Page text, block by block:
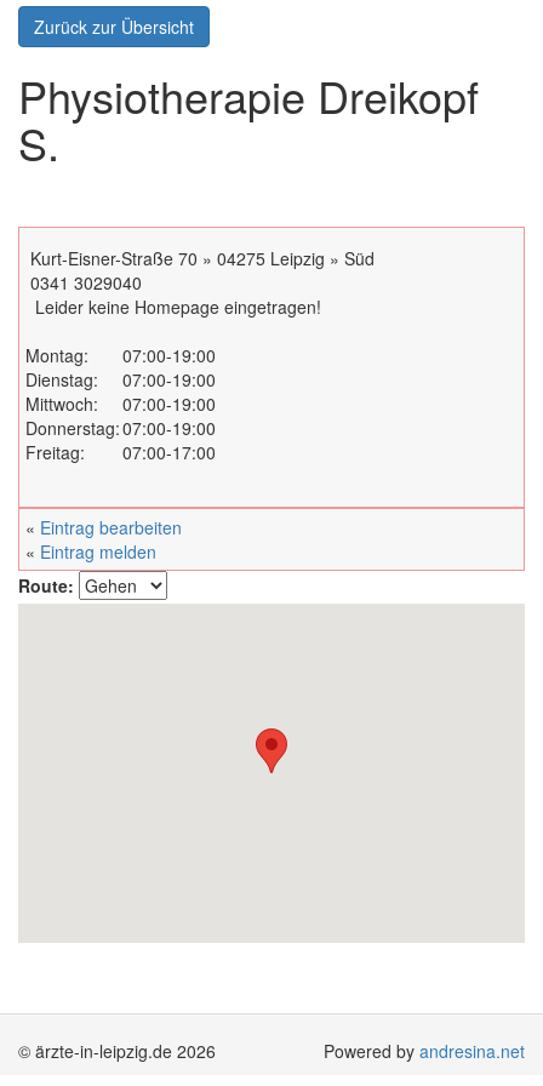
Zurück zur Übersicht
Physiotherapie Dreikopf
S.
Kurt-Eisner-Straße 70 » 04275 Leipzig » Süd
0341 3029040
Leider keine Homepage eingetragen!
Montag:
07:00-19:00
Dienstag:
07:00-19:00
Mittwoch:
07:00-19:00
Donnerstag:07:00-19:00
Freitag:
07:00-17:00
« Eintrag bearbeiten
« Eintrag melden
Route:
© ärzte-in-leipzig.de 2026 Powered by andresina.net